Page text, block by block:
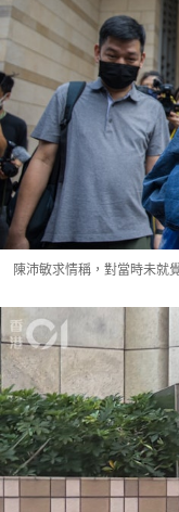
陳沛敏求情稱，對當時未就